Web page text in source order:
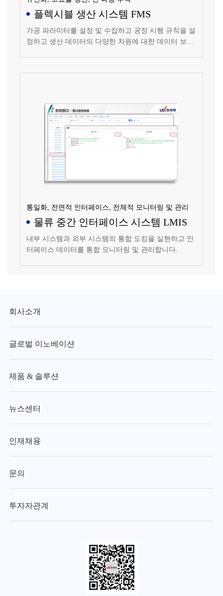
플렉시블 생산 시스템 FMS
가공 파라미터를 설정 및 수집하고 공정 시행 규칙을 설
정하고 생산 데이터의 다양한 차원에 대한 데이터 보고
통일화, 전면적 인터페이스, 전체적 모니터링 및 관리
물류 중간 인터페이스 시스템 LMIS
내부 시스템과 외부 시스템의 통합 도킹을 실현하고 인
터페이스 데이터를 통합 모니터링 및 관리합니다.
회사소개
글로벌 이노베이션
제품 & 솔루션
뉴스센터
인재채용
문의
투자자관계